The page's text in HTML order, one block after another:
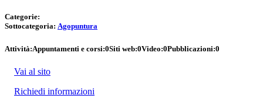
Categorie:
Sottocategoria: Agopuntura
Attività:Appuntamenti e corsi:0Siti web:0Video:0Pubblicazioni:0
Vai al sito
Richiedi informazioni